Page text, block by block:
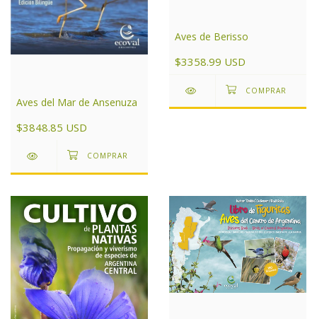
Aves del Mar de Ansenuza
$3848.85 USD
Aves de Berisso
$3358.99 USD